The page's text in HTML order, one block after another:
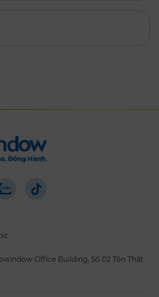
Office Building, Số 02 Tôn Thất